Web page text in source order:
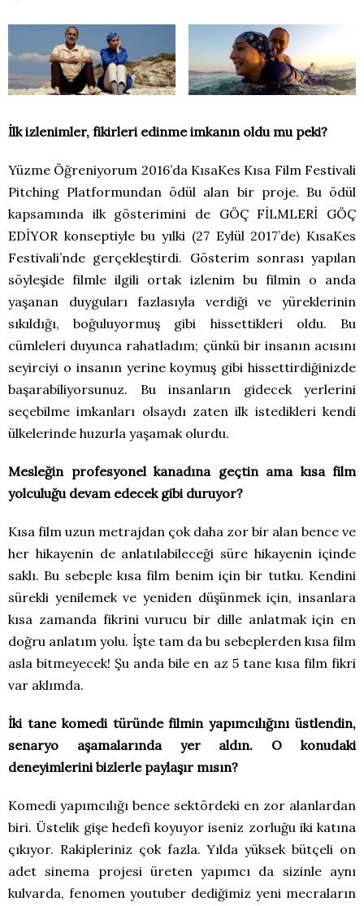
İlk izlenimler, fikirleri edinme imkanın oldu mu peki?
Yüzme Öğreniyorum 2016’da KısaKes Kısa Film Festivali
Pitching Platformundan ödül alan bir proje. Bu ödül
kapsamında ilk gösterimini de GÖÇ FİLMLERİ GÖÇ
EDİYOR konseptiyle bu yılki (27 Eylül 2017’de) KısaKes
Festivali’nde gerçekleştirdi. Gösterim sonrası yapılan
söyleşide filmle ilgili ortak izlenim bu filmin o anda
yaşanan duyguları fazlasıyla verdiği ve yüreklerinin
sıkıldığı, boğuluyormuş gibi hissettikleri oldu. Bu
cümleleri duyunca rahatladım; çünkü bir insanın acısını
seyirciyi o insanın yerine koymuş gibi hissettirdiğinizde
başarabiliyorsunuz. Bu insanların gidecek yerlerini
seçebilme imkanları olsaydı zaten ilk istedikleri kendi
ülkelerinde huzurla yaşamak olurdu.
Mesleğin profesyonel kanadına geçtin ama kısa film
yolculuğu devam edecek gibi duruyor?
Kısa film uzun metrajdan çok daha zor bir alan bence ve
her hikayenin de anlatılabileceği süre hikayenin içinde
saklı. Bu sebeple kısa film benim için bir tutku. Kendini
sürekli yenilemek ve yeniden düşünmek için, insanlara
kısa zamanda fikrini vurucu bir dille anlatmak için en
doğru anlatım yolu. İşte tam da bu sebeplerden kısa film
asla bitmeyecek! Şu anda bile en az 5 tane kısa film fikri
var aklımda.
İki tane komedi türünde filmin yapımcılığını üstlendin,
senaryo aşamalarında yer aldın. O konudaki
deneyimlerini bizlerle paylaşır mısın?
Komedi yapımcılığı bence sektördeki en zor alanlardan
biri. Üstelik gişe hedefi koyuyor iseniz zorluğu iki katına
çıkıyor. Rakipleriniz çok fazla. Yılda yüksek bütçeli on
adet sinema projesi üreten yapımcı da sizinle aynı
kulvarda, fenomen youtuber dediğimiz yeni mecraların